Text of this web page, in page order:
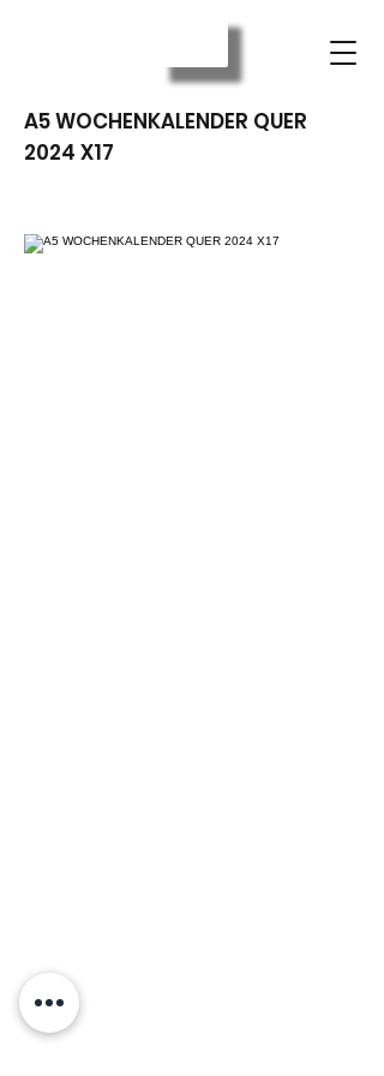
A5 WOCHENKALENDER QUER
2024 X17